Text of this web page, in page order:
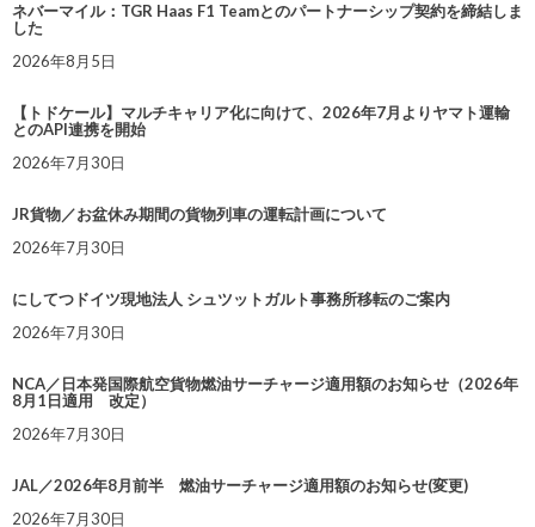
ネバーマイル：TGR Haas F1 Teamとのパートナーシップ契約を締結しま
した
2026年8月5日
【トドケール】マルチキャリア化に向けて、2026年7月よりヤマト運輸
とのAPI連携を開始
2026年7月30日
JR貨物／お盆休み期間の貨物列車の運転計画について
2026年7月30日
にしてつドイツ現地法人 シュツットガルト事務所移転のご案内
2026年7月30日
NCA／日本発国際航空貨物燃油サーチャージ適用額のお知らせ（2026年
8月1日適用 改定）
2026年7月30日
JAL／2026年8月前半 燃油サーチャージ適用額のお知らせ(変更)
2026年7月30日